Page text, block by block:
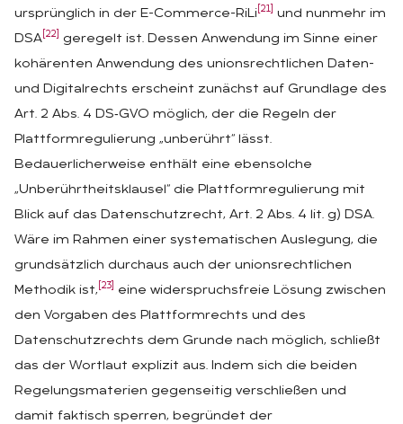
ursprünglich in der E-Commerce-RiLi [21]
und nunmehr im
DSA [22]
geregelt ist. Dessen Anwendung im Sinne einer
kohärenten Anwendung des unionsrechtlichen Daten-
und Digitalrechts erscheint zunächst auf Grundlage des
Art. 2 Abs. 4 DS‑GVO möglich, der die Regeln der
Plattformregulierung „unberührt“ lässt.
Bedauerlicherweise enthält eine ebensolche
„Unberührtheitsklausel“ die Plattformregulierung mit
Blick auf das Datenschutzrecht, Art. 2 Abs. 4 lit. g) DSA.
Wäre im Rahmen einer systematischen Auslegung, die
grundsätzlich durchaus auch der unionsrechtlichen
Methodik ist, [23]
eine widerspruchsfreie Lösung zwischen
den Vorgaben des Plattformrechts und des
Datenschutzrechts dem Grunde nach möglich, schließt
das der Wortlaut explizit aus. Indem sich die beiden
Regelungsmaterien gegenseitig verschließen und
damit faktisch sperren, begründet der